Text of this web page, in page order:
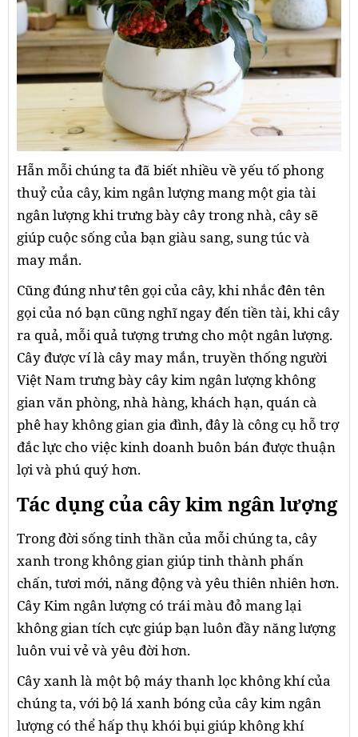
Hẵn mỗi chúng ta đã biết nhiều về yếu tố phong
thuỷ của cây, kim ngân lượng mang một gia tài
ngân lượng khi trưng bày cây trong nhà, cây sẽ
giúp cuộc sống của bạn giàu sang, sung túc và
may mắn.
Cũng đúng như tên gọi của cây, khi nhắc đên tên
gọi của nó bạn cũng nghĩ ngay đến tiền tài, khi cây
ra quả, mỗi quả tượng trưng cho một ngân lượng.
Cây được ví là cây may mắn, truyền thống người
Việt Nam trưng bày cây kim ngân lượng không
gian văn phòng, nhà hàng, khách hạn, quán cà
phê hay không gian gia đình, đây là công cụ hỗ trợ
đắc lực cho việc kinh doanh buôn bán được thuận
lợi và phú quý hơn.
Tác dụng của cây kim ngân lượng
Trong đời sống tinh thần của mỗi chúng ta, cây
xanh trong không gian giúp tinh thành phấn
chấn, tươi mới, năng động và yêu thiên nhiên hơn.
Cây Kim ngân lượng có trái màu đỏ mang lại
không gian tích cực giúp bạn luôn đầy năng lượng
luôn vui vẻ và yêu đời hơn.
Cây xanh là một bộ máy thanh lọc không khí của
chúng ta, với bộ lá xanh bóng của cây kim ngân
lượng có thể hấp thụ khói bụi giúp không khí